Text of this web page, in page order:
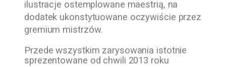
ilustracje ostemplowane maestrią, na
dodatek ukonstytuowane oczywiście przez
gremium mistrzów.
Przede wszystkim zarysowania istotnie
sprezentowane od chwili 2013 roku